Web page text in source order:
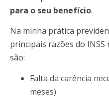
para o seu benefício.
Na minha prática
principais razões do
são:
Falta da carência
meses)